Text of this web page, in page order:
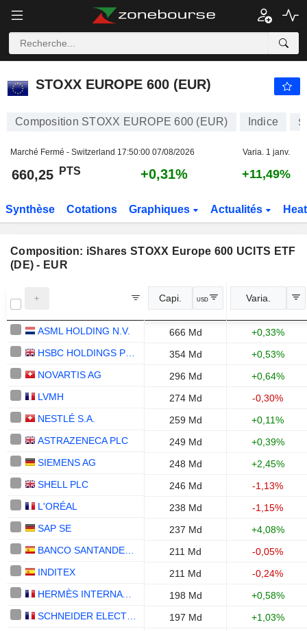
STOXX EUROPE 600 (EUR)
Composition STOXX EUROPE 600 (EUR) Indice
Marché Fermé - Switzerland 17:50:00 07/08/2026 Varia. 1 janv.
660,25 PTS +0,31% +11,49%
Synthèse Cotations Graphiques Actualités
Composition: iShares STOXX Europe 600 UCITS ETF
(DE) - EUR
Capi. USD Varia.
ASML HOLDING N.V. 666 Md
+0,33%
354 Md
+0,53%
NOVARTIS AG
296 Md
+0,64%
LVMH
274 Md
-0,30%
NESTLÉ S.A.
259 Md
+0,11%
ASTRAZENECA PLC
249 Md
+0,39%
SIEMENS AG
248 Md
+2,45%
SHELL PLC
246 Md
-1,13%
L'ORÉAL
238 Md
-1,15%
SAP SE
237 Md
+4,08%
211 Md
-0,05%
INDITEX
211 Md
-0,24%
HERMÈS INTERNATIONAL
198 Md
+0,58%
197 Md
+1,03%